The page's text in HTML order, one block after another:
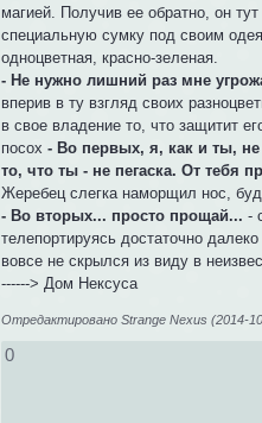
магией. Получив ее обратно, он
специальную сумку под своим
одноцветная, красно-зеленая.
- Не нужно лишний раз мне
вперив в ту взгляд своих
в свое владение то, что защитит
посох- Во первых, я, как и ты, не
то, что ты - не пегаска. От тебя
Жеребец слегка наморщил нос,
- Во вторых... просто прощай... -
телепортируясь достаточно
вовсе не скрылся из виду в
------> Дом Нексуса
Отредактировано Strange Nexus (2014-
0